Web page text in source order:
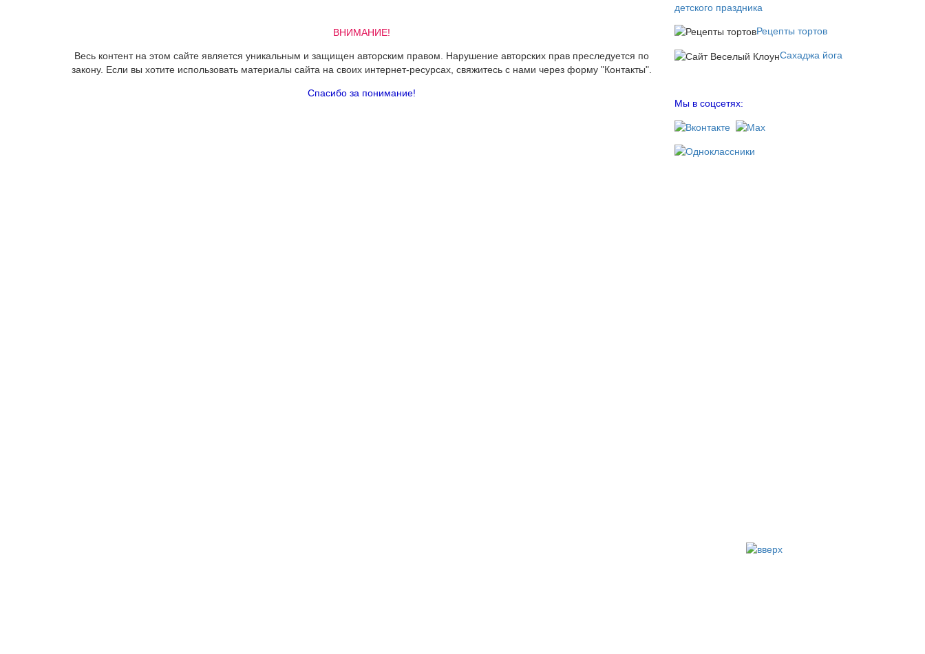
ВНИМАНИЕ!
Весь контент на этом сайте является уникальным и защищен авторским правом. Нарушение авторских прав преследуется по
закону. Если вы хотите использовать материалы сайта на своих интернет-ресурсах, свяжитесь с нами через форму "Контакты".
Спасибо за понимание!
детского праздника
Рецепты тортов
Сахаджа йога
Мы в соцсетях: